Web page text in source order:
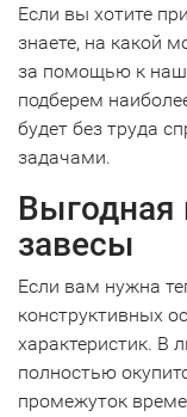
Если вы хотите
знаете, на какой
за помощью к
подберем
будет без труда
задачами.
Выгодная
завесы
Если вам нужна
конструктивных
характеристик. В
полностью
промежуток